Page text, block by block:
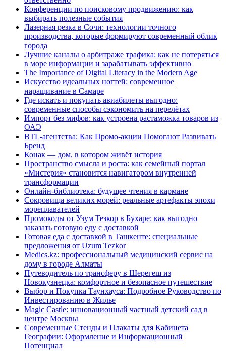
Конференции по поисковому продвижению: как
выбирать полезные события
Лазерная резка в Сочи: технологии точного
производства, которые формируют современный облик
города
Лучшие каналы о арбитраже трафика: как не потеряться
в море информации и зарабатывать эффективно
The Importance of Digital Literacy in the Modern Age
Искусство идеальных ногтей: современное
наращивание в Самаре
Где искать и покупать авиабилеты выгодно:
современные способы сэкономить на перелётах
Импорт без мифов: как устроена растаможка товаров из
ОАЭ
BTL-агентства: Как Промо-акции Помогают Развивать
Бренд
Конак — дом, в котором живёт история
Пространство смысла и роста: как семейный портал
«Мистерия» становится навигатором внутренней
трансформации
Онлайн-библиотека: будущее чтения в кармане
Сокровища великих морей: реальные артефакты эпохи
мореплавателей
Промокоды от Узум Тезкор в Бухаре: как выгодно
заказать готовую еду с доставкой
Готовая еда с доставкой в Ташкенте: специальные
предложения от Uzum Tezkor
Medics.kz: профессиональный медицинский сервис на
дому в городе Алматы
Путеводитель по трансферу в Шерегеш из
Новокузнецка: комфортное и безопасное путешествие
Выбор и Покупка Таунхауса: Подробное Руководство по
Инвестированию в Жилье
Magic Castle: инновационный частный детский сад в
центре Москвы
Современные Стенды и Плакаты для Кабинета
Географии: Оформление и Информационный
Потенциал